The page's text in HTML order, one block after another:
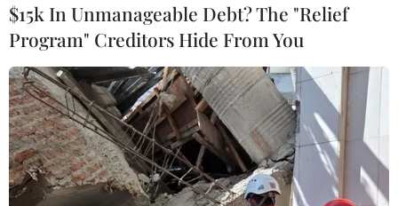
Kiến nghị loại bỏ các dự án nhiệt điện
than chưa triển khai xây dựng
23/09/2021 22:35
Nhóm 10 liên minh, tổ chức đại diện hơn 200 nhà khoa
học Việt Nam cho rằng cần loại các dự án điện than
chưa triển khai xây dựng khỏi quy hoạch, đồng thời có
$15k In Unmanageable Debt? The "Relief
Program" Creditors Hide From You